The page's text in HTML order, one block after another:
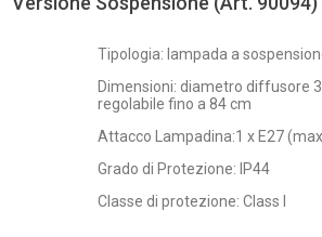
Tipologia: lampada a
Dimensioni: diametro diffusore
regolabile fino a 84 cm
Attacco Lampadina:1 x E27
Grado di Protezione: IP44
Classe di protezione: Class I